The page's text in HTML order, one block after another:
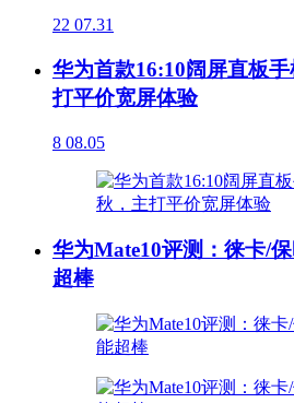
22 07.31
华为首款16:10阔屏直板
打平价宽屏体验
8 08.05
华为Mate10评测：徕卡/
超棒